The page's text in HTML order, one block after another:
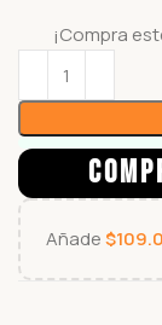
¡Compra
Añade$